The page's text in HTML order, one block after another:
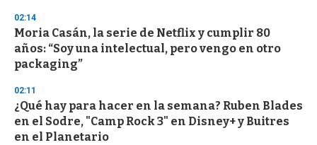
d
s
o
f
3
s
c
o
n
02:14
Moria Casán, la serie de Netflix y cumplir 80
años: “Soy una intelectual, pero vengo en otro
packaging”
02:11
¿Qué hay para hacer en la semana? Ruben Blades
en el Sodre, "Camp Rock 3" en Disney+ y Buitres
en el Planetario